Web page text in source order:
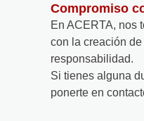
Compromiso
En ACERTA, nos
con la creación
responsabilidad.
Si tienes alguna
ponerte en